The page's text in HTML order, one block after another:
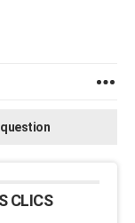
CLICS